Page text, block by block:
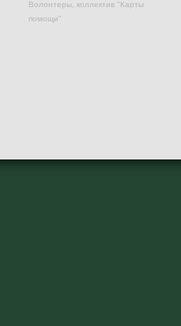
Волонтеры, коллектив "Карты
помощи"